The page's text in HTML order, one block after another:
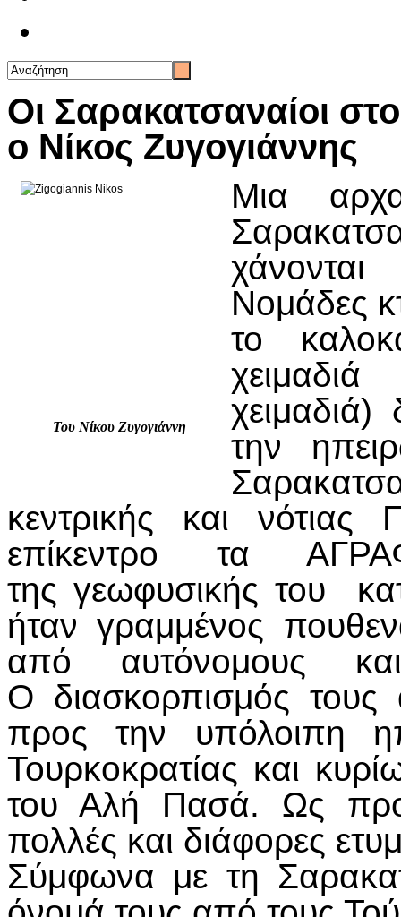
Οι Σαρακατσαναίοι
ο Νίκος Ζυγογιάννης
Του Νίκου Ζυγογιάννη
Μια
Νομάδες
το
χειμαδιά)
την
κεντρικής και
επίκεντρο τα
της γεωφυσικής του
ήταν γραμμένος
από αυτόνομους
Ο διασκορπισμός τους
προς την υπόλοιπη
Τουρκοκρατίας και
του Αλή Πασά. Ως
πολλές και διάφορες
Σύμφωνα με τη